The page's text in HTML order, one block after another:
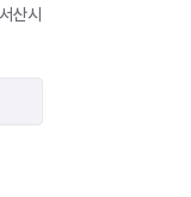
산시